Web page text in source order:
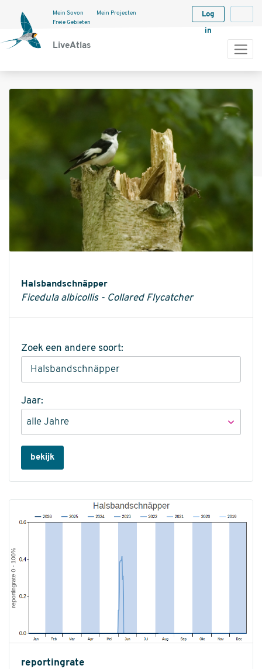
LiveAtlas
Mein Sovon
Mein Projecten
Freie Gebieten
Log
in
Halsbandschnäpper
Ficedula albicollis - Collared Flycatcher
Zoek een andere soort:
Jaar:
bekijk
reportingrate